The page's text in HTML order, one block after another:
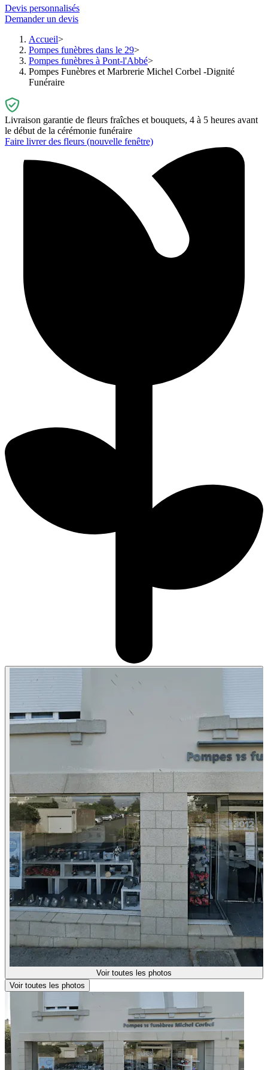
Devis personnalisés
Demander un devis
Accueil
Pompes funèbres dans le 29
Pompes funèbres à Pont-l'Abbé
Pompes Funèbres et Marbrerie Michel Corbel -Dignité
Funéraire
Livraison garantie de fleurs fraîches et bouquets, 4 à 5 heures avant
le début de la cérémonie funéraire
Faire livrer des fleurs (nouvelle fenêtre)
Voir toutes les photos
Voir toutes les photos